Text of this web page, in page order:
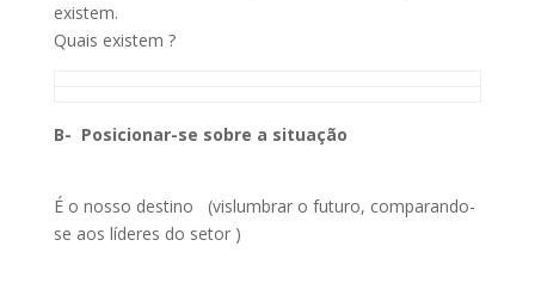
existem.
Quais existem ?
B- Posicionar-se sobre a situação
É o nosso destino (vislumbrar o futuro, comparando-
se aos líderes do setor )